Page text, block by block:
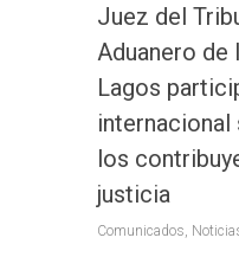
Juez del
Aduanero de
Lagos
los
justicia
Comunicados